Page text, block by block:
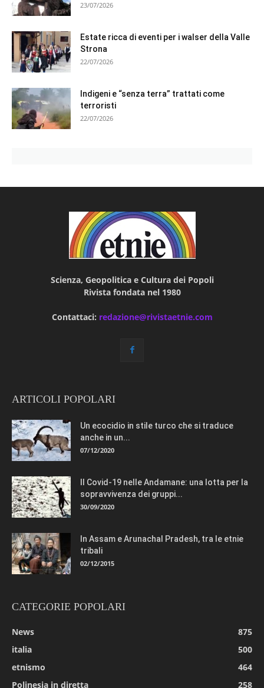
23/07/2026
Estate ricca di eventi per i walser della Valle
Strona
22/07/2026
Indigeni e “senza terra” trattati come
terroristi
22/07/2026
Scienza, Geopolitica e Cultura dei Popoli
Rivista fondata nel 1980
Contattaci: redazione@rivistaetnie.com
ARTICOLI POPOLARI
Un ecocidio in stile turco che si traduce
anche in un...
07/12/2020
Il Covid-19 nelle Andamane: una lotta per la
sopravvivenza dei gruppi...
30/09/2020
In Assam e Arunachal Pradesh, tra le etnie
tribali
02/12/2015
CATEGORIE POPOLARI
News
875
italia
500
etnismo
464
Polinesia in diretta
258